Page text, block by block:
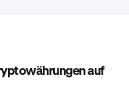
auf